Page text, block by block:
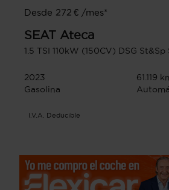
Desde 272 € /mes*
SEAT Ateca
1.5 TSI 110kW (150CV) DSG St&Sp
2023
61.119
Gasolina
I.V.A. Deducible